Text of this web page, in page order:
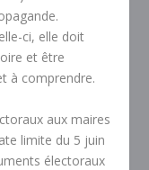
ci, elle doit
et être
à comprendre.
aux maires
limite du 5 juin
électoraux